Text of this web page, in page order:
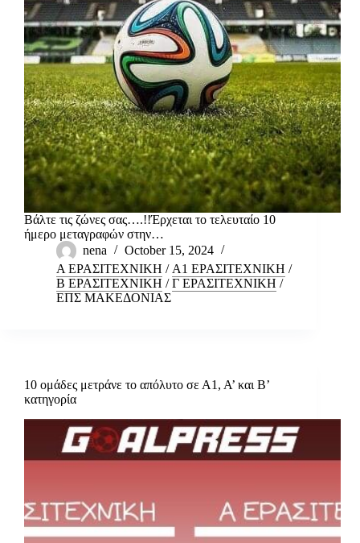
Βάλτε τις ζώνες σας….!!Έρχεται το τελευταίο 10
ήμερο μεταγραφών στην…
nena
October 15, 2024
Α ΕΡΑΣΙΤΕΧΝΙΚΗ / Α1 ΕΡΑΣΙΤΕΧΝΙΚΗ /
Β ΕΡΑΣΙΤΕΧΝΙΚΗ /Γ ΕΡΑΣΙΤΕΧΝΙΚΗ /
ΕΠΣ ΜΑΚΕΔΟΝΙΑΣ
10 ομάδες μετράνε το απόλυτο σε Α1, Α’ και Β’
κατηγορία